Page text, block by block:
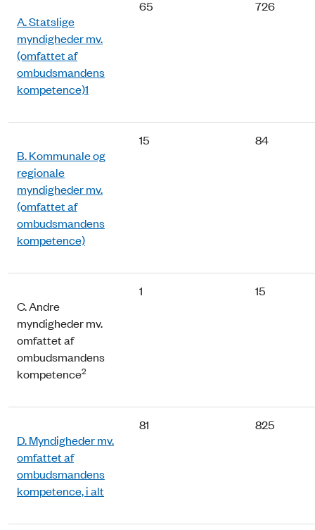
A. Statslige
myndigheder mv.
(omfattet af
ombudsmandens
kompetence)1
65 726
B. Kommunale og
regionale
myndigheder mv.
(omfattet af
ombudsmandens
kompetence)
15 84
C. Andre
myndigheder mv.
omfattet af
ombudsmandens
kompetence2
1 15
D. Myndigheder mv.
omfattet af
ombudsmandens
kompetence, i alt
81 825